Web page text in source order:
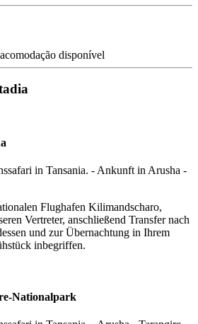
disponível
Flughafen Kilimandscharo,
Vertreter, anschließend Transfer nach
und zur Übernachtung in Ihrem
inbegriffen.
Nationalpark